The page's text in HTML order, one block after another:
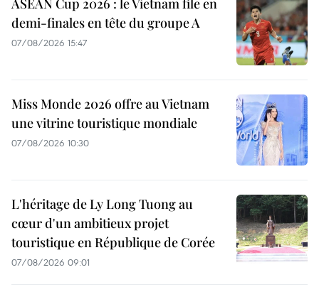
ASEAN Cup 2026 : le Vietnam file en
demi-finales en tête du groupe A
07/08/2026 15:47
Miss Monde 2026 offre au Vietnam
une vitrine touristique mondiale
07/08/2026 10:30
L'héritage de Ly Long Tuong au
cœur d'un ambitieux projet
touristique en République de Corée
07/08/2026 09:01